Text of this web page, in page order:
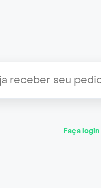
Faça login